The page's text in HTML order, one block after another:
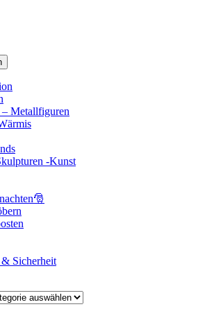
– Metallfiguren
-Kunst
Sicherheit